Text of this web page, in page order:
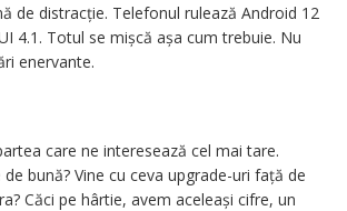
de distracție. Telefonul rulează Android 12
4.1. Totul se mișcă așa cum trebuie. Nu
enervante.
care ne interesează cel mai tare.
bună? Vine cu ceva upgrade-uri față de
Căci pe hârtie, avem aceleași cifre, un